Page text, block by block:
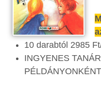
10 darabtól 2985
INGYENES